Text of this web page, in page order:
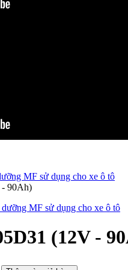
MF sử dụng cho xe ô tô
90Ah)
MF sử dụng cho xe ô tô
(12V -